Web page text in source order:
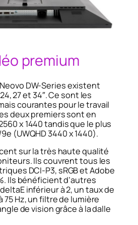
premium
DW-Series existent
27 et 34″. Ce sont les
courantes pour le travail
deux premiers sont en
x 1440 tandis que le plus
(UWQHD 3440 x 1440).
sur la très haute qualité
Ils couvrent tous les
DCI-P3, sRGB et Adobe
Ils bénéficient d’autres
inférieur à 2, un taux de
Hz, un filtre de lumière
de vision grâce à la dalle